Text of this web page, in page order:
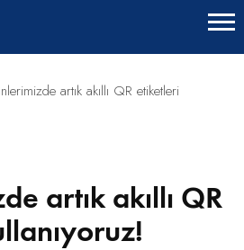
akıllı QR etiketleri
artık akıllı QR etiketleri
artık akıllı QR